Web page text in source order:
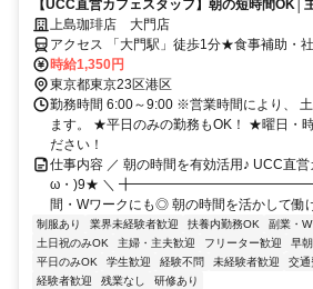
【UCC直営カフェスタッフ】朝の短時間OK│
OK│スタッフ割引あり
上島珈琲店 大門店
アクセス 「大門駅」徒歩1分★食事補助・
時給1,350円
東京都東京23区港区
勤務時間 6:00～9:00 ※営業時間により、
ます。 ★平日のみの勤務もOK！ ★曜日・
ださい！
仕事内容 ／ 朝の時間を有効活用♪ UCC直営
ω・)9★ ＼
間・Wワークにも◎ 朝の時間を活かして働
制服あり 業界未経験者歓迎 扶養内勤務OK 副業・
土日祝のみOK
主婦・主夫歓迎 フリーター歓迎 早朝
平日のみOK
学生歓迎 経験不問 未経験者歓迎 交通
経験者歓迎
残業なし 研修あり